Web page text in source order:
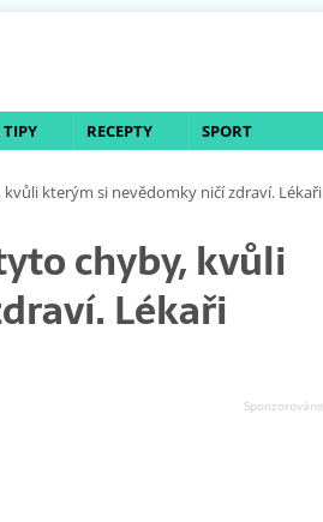
RECEPTY SPORT
kterým si nevědomky ničí zdraví. Lékaři
chyby, kvůli
Lékaři